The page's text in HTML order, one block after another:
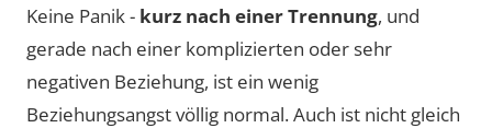
Video laden
Keine Panik - kurz nach einer Trennung, und
gerade nach einer komplizierten oder sehr
negativen Beziehung, ist ein wenig
Beziehungsangst völlig normal. Auch ist nicht gleich